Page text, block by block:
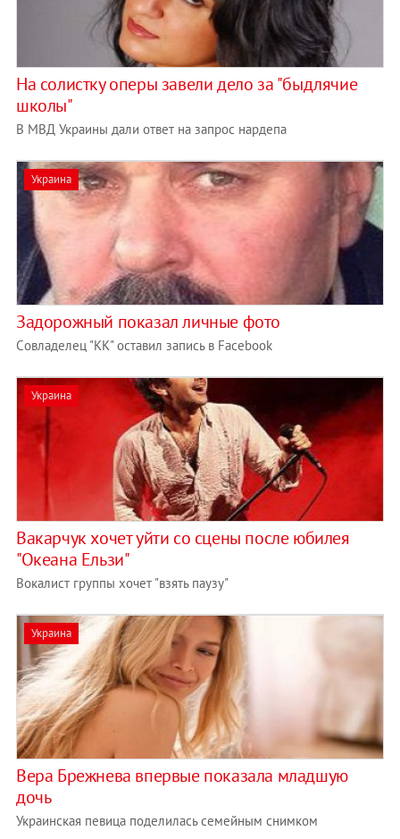
На солистку оперы завели дело за "быдлячие
школы"
В МВД Украины дали ответ на запрос нардепа
Украина
Задорожный показал личные фото
Cовладелец "КК" оставил запись в Facebook
Украина
Вакарчук хочет уйти со сцены после юбилея
"Океана Ельзи"
Вокалист группы хочет "взять паузу"
Украина
Вера Брежнева впервые показала младшую
дочь
Украинская певица поделилась семейным снимком